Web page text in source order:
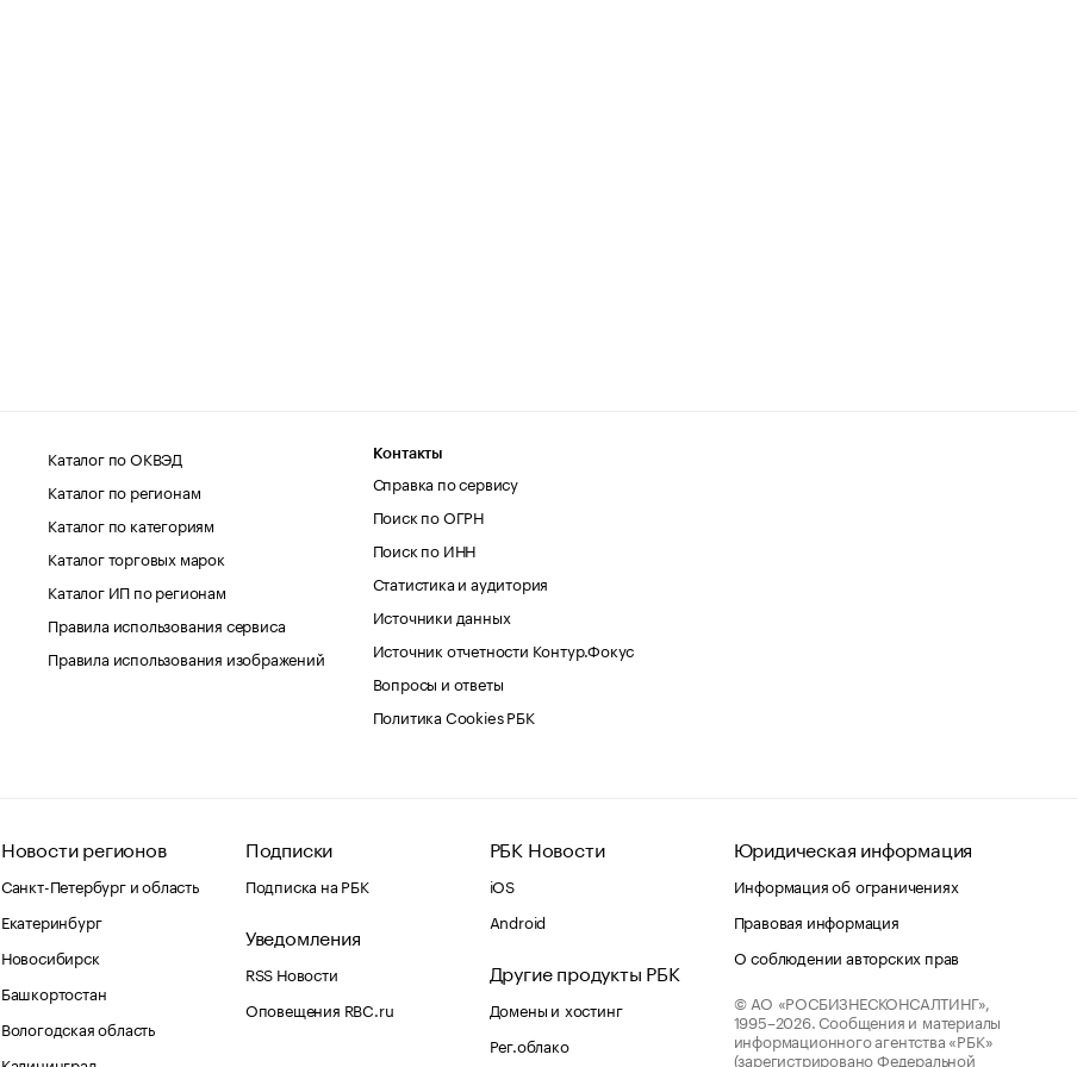
Каталог по ОКВЭД
Каталог по регионам
Каталог по категориям
Каталог торговых марок
Каталог ИП по регионам
Правила использования сервиса
Правила использования изображений
Контакты
Справка по сервису
Поиск по ОГРН
Поиск по ИНН
Статистика и аудитория
Источники данных
Источник отчетности Контур.Фокус
Вопросы и ответы
Политика Cookies РБК
Новости регионов
Санкт-Петербург и область
Екатеринбург
Новосибирск
Башкортостан
Вологодская область
Подписки
Подписка на РБК
Уведомления
RSS Новости
Оповещения RBC.ru
РБК Новости
iOS
Android
Другие продукты РБК
Домены и хостинг
Рег.облако
Юридическая информация
Информация об ограничениях
Правовая информация
О соблюдении авторских прав
© АО «РОСБИЗНЕСКОНСАЛТИНГ»,
1995–2026. Сообщения и материалы
информационного агентства «РБК»
(зарегистрировано Федеральной